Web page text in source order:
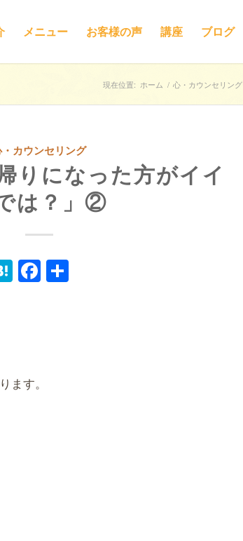
メニュー お客様の声 講座 ブログ
現在位置: ホーム / 心・カウンセリング
カウンセリング
りになった方がイイ
は？」②
HatenaFacebook
ます。